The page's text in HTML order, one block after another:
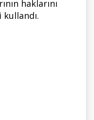
haklarını